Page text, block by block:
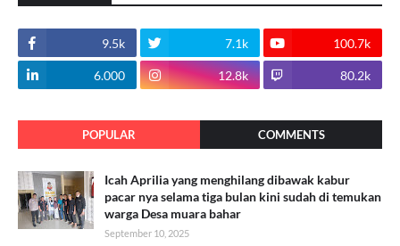
9.5k 7.1k 100.7k
6.000 12.8k 80.2k
POPULAR COMMENTS
Icah Aprilia yang menghilang dibawak kabur
pacar nya selama tiga bulan kini sudah di temukan
warga Desa muara bahar
September 10, 2025